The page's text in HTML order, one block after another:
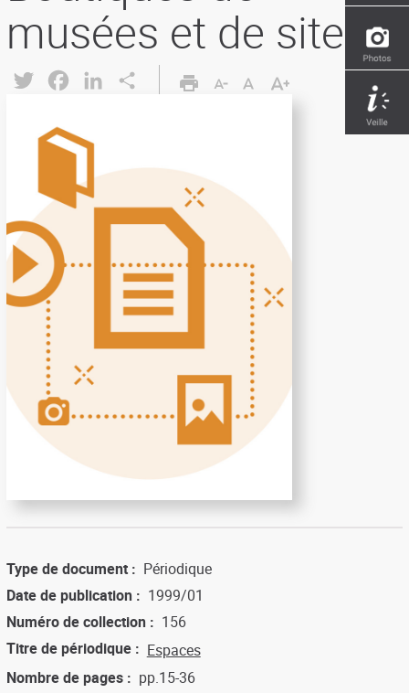
musées et de sites
Twitter FacebookLinkedIn
Type de document
Périodique
Date de publication
1999/01
Numéro de collection
156
Titre de périodique
Espaces
Nombre de pages
pp.15-36